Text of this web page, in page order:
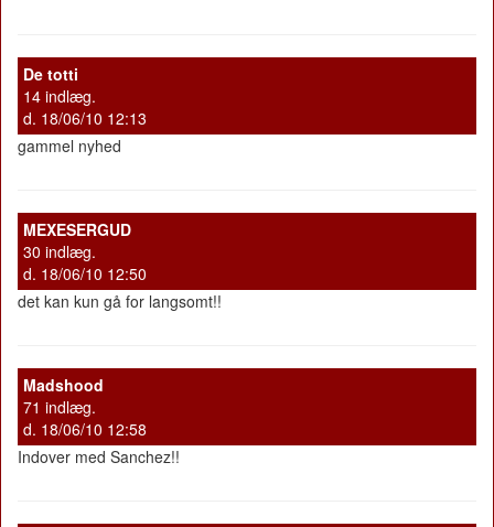
De totti
14 indlæg.
d. 18/06/10 12:13
gammel nyhed
MEXESERGUD
30 indlæg.
d. 18/06/10 12:50
det kan kun gå for langsomt!!
Madshood
71 indlæg.
d. 18/06/10 12:58
Indover med Sanchez!!